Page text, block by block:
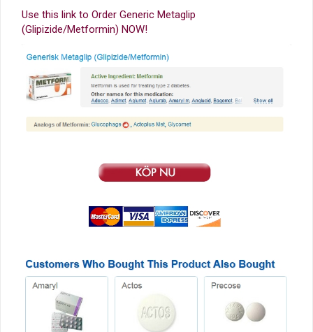
Use this link to Order Generic Metaglip
(Glipizide/Metformin) NOW!